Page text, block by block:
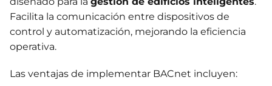
Facilita la comunicación entre dispositivos de
control y automatización, mejorando la eficiencia
operativa.
Las ventajas de implementar BACnet incluyen: